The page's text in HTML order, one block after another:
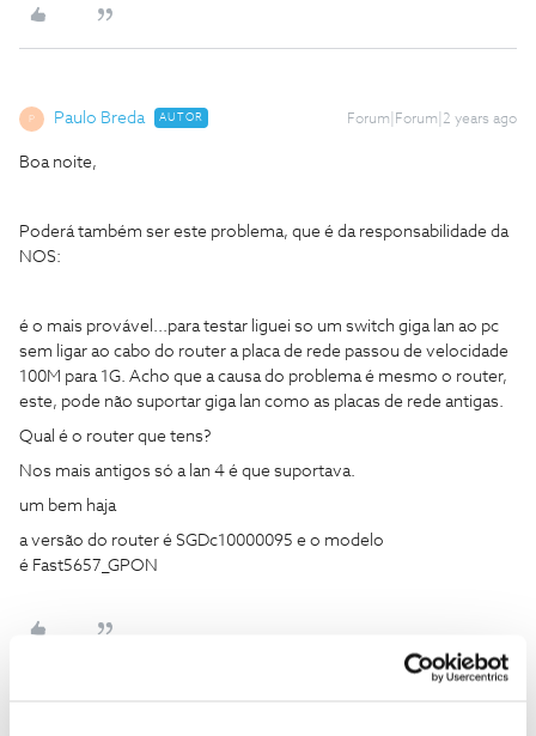
P Paulo Breda AUTOR Forum|Forum|2 years ago
Boa noite,
Poderá também ser este problema, que é da responsabilidade da
NOS:
é o mais provável...para testar liguei so um switch giga lan ao pc
sem ligar ao cabo do router a placa de rede passou de velocidade
100M para 1G. Acho que a causa do problema é mesmo o router,
este, pode não suportar giga lan como as placas de rede antigas.
Qual é o router que tens?
Nos mais antigos só a lan 4 é que suportava.
um bem haja
a versão do router é SGDc10000095 e o modelo
é Fast5657_GPON